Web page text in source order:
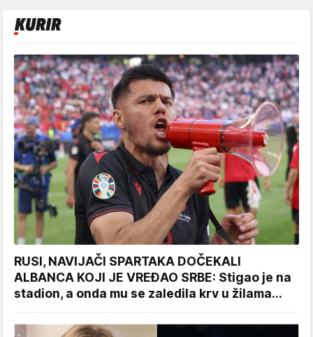
RUSI, NAVIJAČI SPARTAKA DOČEKALI
ALBANCA KOJI JE VREĐAO SRBE: Stigao je na
stadion, a onda mu se zaledila krv u žilama...